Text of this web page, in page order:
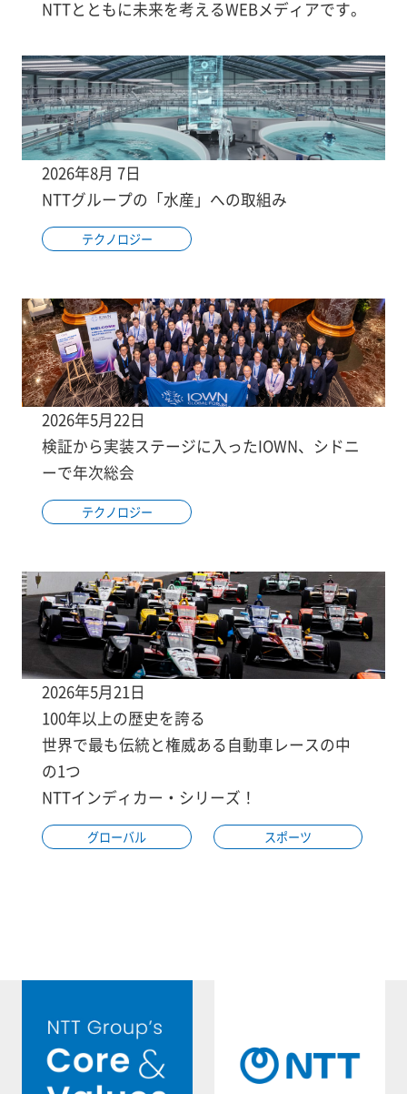
NTTとともに未来を考えるWEBメディアです。
2026年8月 7日
NTTグループの「水産」への取組み
テクノロジー
2026年5月22日
検証から実装ステージに入ったIOWN、シドニ
ーで年次総会
テクノロジー
2026年5月21日
100年以上の歴史を誇る
世界で最も伝統と権威ある自動車レースの中
の1つ
NTTインディカー・シリーズ！
グローバル スポーツ